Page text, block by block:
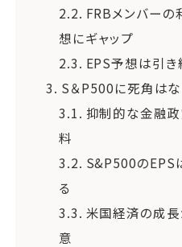
2.2. FRBメンバー
想にギャップ
2.3. EPS予想は引き
3. S＆P500に死角は
3.1. 抑制的な金融
料
3.2. S&P500のEPS
る
3.3. 米国経済の成
意